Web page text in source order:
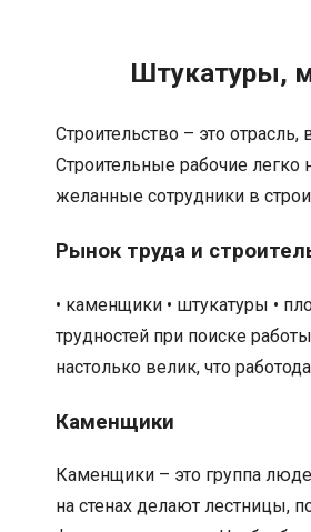
Штукатуры,
Строительство – это
Строительные рабочие легко
желанные сотрудники в
Рынок труда и
• каменщики • штукатуры •
трудностей при поиске
настолько велик, что
Каменщики
Каменщики – это группа
на стенах делают лестницы,